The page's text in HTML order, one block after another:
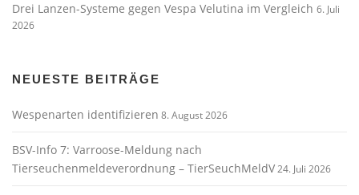
Drei Lanzen-Systeme gegen Vespa Velutina im Vergleich 6. Juli
2026
NEUESTE BEITRÄGE
Wespenarten identifizieren 8. August 2026
BSV-Info 7: Varroose-Meldung nach
Tierseuchenmeldeverordnung – TierSeuchMeldV24. Juli 2026